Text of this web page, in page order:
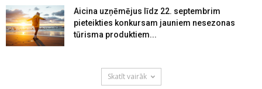
Aicina uzņēmējus līdz 22. septembrim
pieteikties konkursam jauniem nesezonas
tūrisma produktiem...
Skatīt vairāk